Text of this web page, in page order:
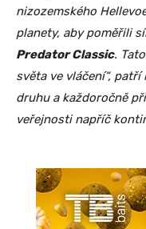
nizozemského
planety, aby poměřili
Predator Classic.
světa ve vláčení“,
druhu a každoročně
veřejnosti napříč